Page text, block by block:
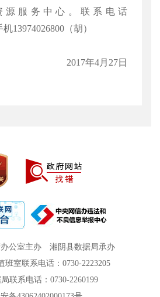
源服务中心。联系电话
13974026800（胡）
2017年4月27日
公室主办
湘阴县数据局承办
班室联系电话：0730-2223205
联系电话：0730-2260199